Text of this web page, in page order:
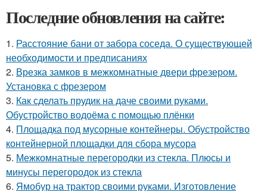
Последние обновления на сайте:
1. Расстояние бани от забора соседа. О существующей
необходимости и предписаниях
2. Врезка замков в межкомнатные двери фрезером.
Установка с фрезером
3. Как сделать прудик на даче своими руками.
Обустройство водоёма с помощью плёнки
4. Площадка под мусорные контейнеры. Обустройство
контейнерной площадки для сбора мусора
5. Межкомнатные перегородки из стекла. Плюсы и
минусы перегородок из стекла
6. Ямобур на трактор своими руками. Изготовление